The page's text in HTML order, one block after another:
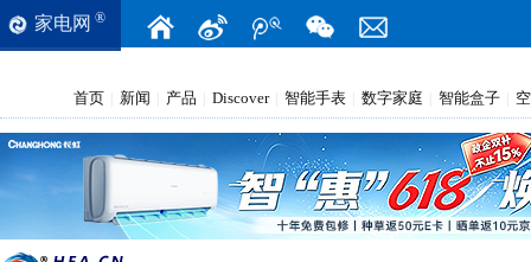
家电网 ®
首页 新闻 产品 Discover 智能手表 数字家庭 智能盒子